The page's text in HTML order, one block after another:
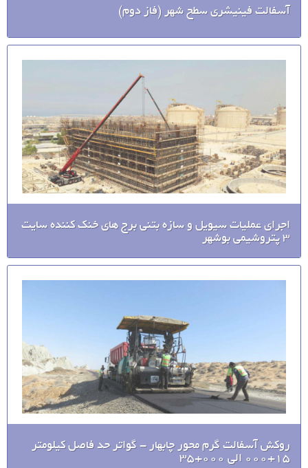
آسفالت فینیشری سطح شهر (فاز دوم)
اجرای عملیات سیویل و سازه بتنی برج های خنک کننده سایت
3 پتروشیمی بوشهر
روکش آسفالت گرم محور چابهار - گواتر حد فاصل کیلومتر
15+000 الی 000+35